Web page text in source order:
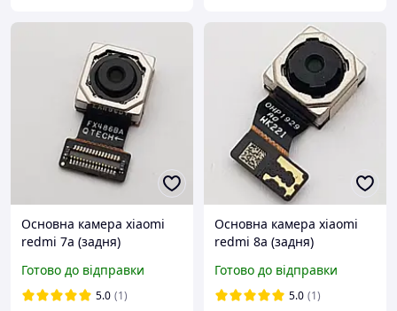
Основна камера xiaomi
redmi 7a (задня)
розборки
Готово до відправки
5.0 (1)
Основна камера xiaomi
redmi 8a (задня)
розборки
Готово до відправки
5.0 (1)